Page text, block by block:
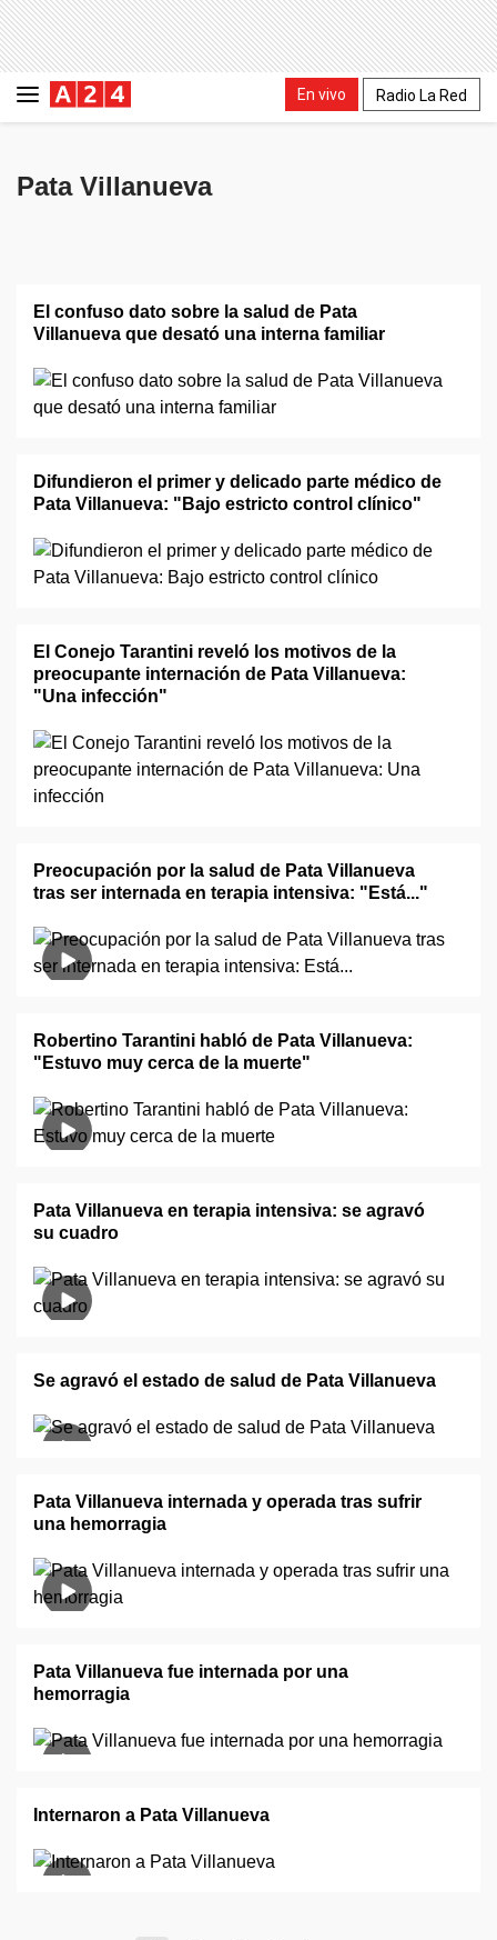
En vivo Radio La Red
Pata Villanueva
El confuso dato sobre la salud de Pata
Villanueva que desató una interna familiar
Difundieron el primer y delicado parte médico de
Pata Villanueva: "Bajo estricto control clínico"
El Conejo Tarantini reveló los motivos de la
preocupante internación de Pata Villanueva:
"Una infección"
Preocupación por la salud de Pata Villanueva
tras ser internada en terapia intensiva: "Está..."
Robertino Tarantini habló de Pata Villanueva:
"Estuvo muy cerca de la muerte"
Pata Villanueva en terapia intensiva: se agravó
su cuadro
Se agravó el estado de salud de Pata Villanueva
Pata Villanueva internada y operada tras sufrir
una hemorragia
Pata Villanueva fue internada por una
hemorragia
Internaron a Pata Villanueva